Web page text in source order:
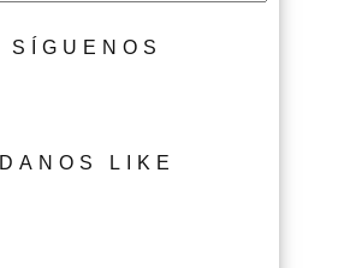
SÍGUENOS
DANOS LIKE